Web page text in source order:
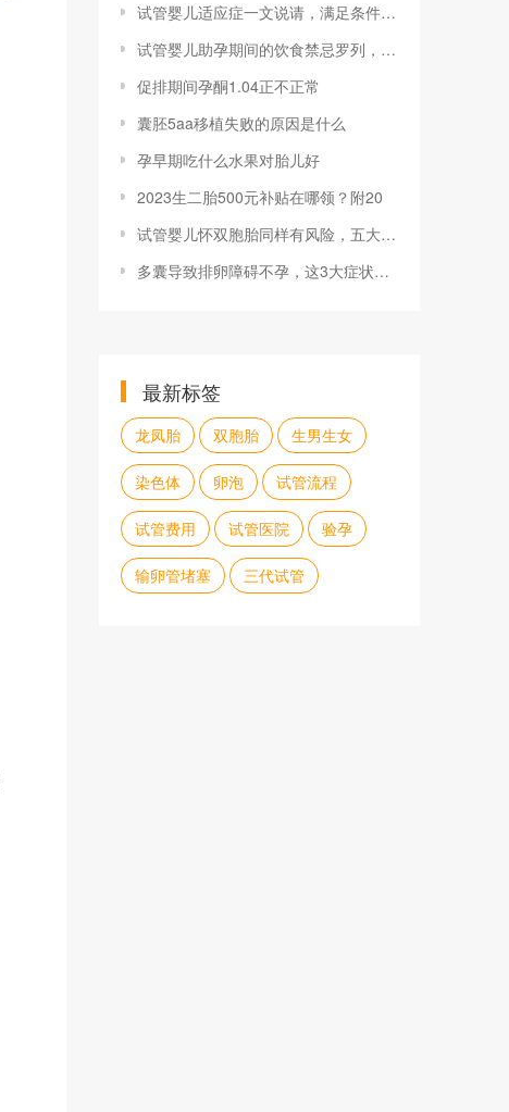
试管婴儿适应症一文说请，满足条件者均可申
试管婴儿助孕期间的饮食禁忌罗列，可否喝咖
促排期间孕酮1.04正不正常
囊胚5aa移植失败的原因是什么
孕早期吃什么水果对胎儿好
2023生二胎500元补贴在哪领？附20
试管婴儿怀双胞胎同样有风险，五大危害已罗
多囊导致排卵障碍不孕，这3大症状可判断
最新标签
龙凤胎 双胞胎 生男生女
染色体 卵泡 试管流程
试管费用 试管医院 验孕
输卵管堵塞 三代试管